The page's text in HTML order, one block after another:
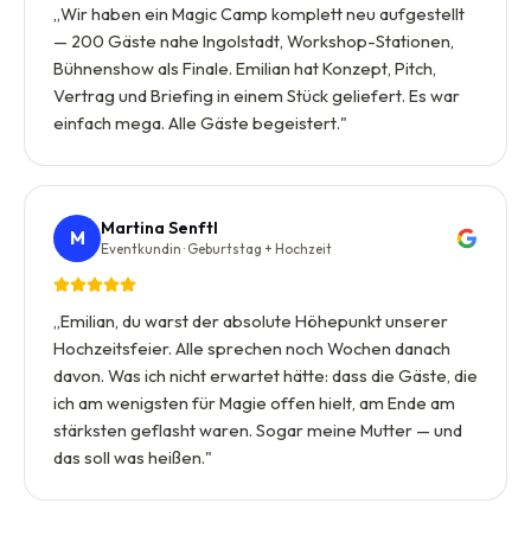
„Wir haben ein Magic Camp komplett neu aufgestellt
— 200 Gäste nahe Ingolstadt, Workshop-Stationen,
Bühnenshow als Finale. Emilian hat Konzept, Pitch,
Vertrag und Briefing in einem Stück geliefert. Es war
einfach mega. Alle Gäste begeistert."
M Martina Senftl
Eventkundin · Geburtstag + Hochzeit
„Emilian, du warst der absolute Höhepunkt unserer
Hochzeitsfeier. Alle sprechen noch Wochen danach
davon. Was ich nicht erwartet hätte: dass die Gäste, die
ich am wenigsten für Magie offen hielt, am Ende am
stärksten geflasht waren. Sogar meine Mutter — und
das soll was heißen."